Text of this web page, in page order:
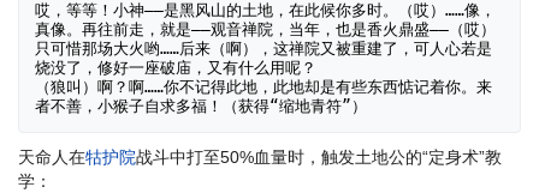
哎，等等！小神——是黑风山的土地，在此候你多时。（哎）……像，
真像。再往前走，就是——观音禅院，当年，也是香火鼎盛——（哎）
只可惜那场大火哟……后来（啊），这禅院又被重建了，可人心若是
烧没了，修好一座破庙，又有什么用呢？
（狼叫）啊？啊……你不记得此地，此地却是有些东西惦记着你。来
天命人在牯护院战斗中打至50%血量时，触发土地公的“定身术”教
学：